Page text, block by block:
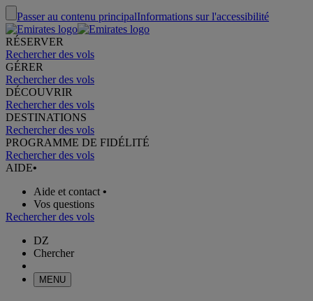
Passer au contenu principalInformations sur l'accessibilité
RÉSERVER
Rechercher des vols
GÉRER
Rechercher des vols
DÉCOUVRIR
Rechercher des vols
DESTINATIONS
Rechercher des vols
PROGRAMME DE FIDÉLITÉ
Rechercher des vols
AIDE•
Aide et contact •
Vos questions
Rechercher des vols
DZ
Chercher
MENU